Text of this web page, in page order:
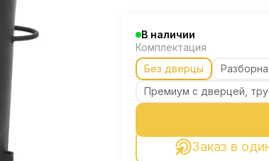
В наличии
Комплектация
Без дверцы
Премиум с дверцей,
Заказ в